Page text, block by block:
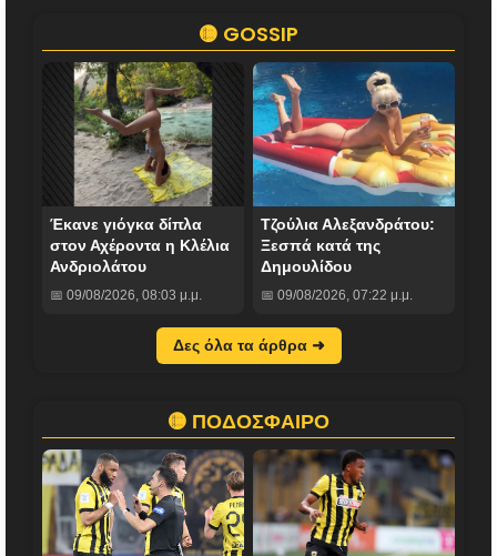
🟡 GOSSIP
Έκανε γιόγκα δίπλα
στον Αχέροντα η Κλέλια
Ανδριολάτου
📅 09/08/2026, 08:03 μ.μ.
Τζούλια Αλεξανδράτου:
Ξεσπά κατά της
Δημουλίδου
📅 09/08/2026, 07:22 μ.μ.
Δες όλα τα άρθρα ➜
🟡 ΠΟΔΟΣΦΑΙΡΟ